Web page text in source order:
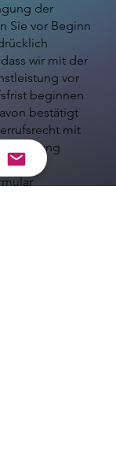
der
Sie vor Beginn
wir mit der
vor
beginnen
bestätigt
mit